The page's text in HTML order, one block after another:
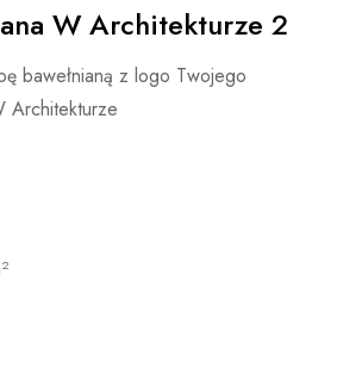
W Architekturze 2
bawełnianą z logo Twojego
Architekturze